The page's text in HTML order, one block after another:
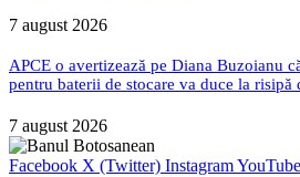
7 august 2026
APCE o avertizează pe Diana Buzoianu
pentru baterii de stocare va duce la
7 august 2026
Facebook X (Twitter) InstagramYouTube